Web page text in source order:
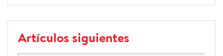
Artículos siguientes